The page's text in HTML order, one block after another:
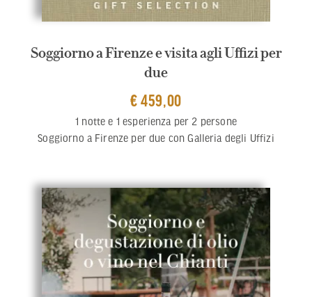
Soggiorno a Firenze e visita agli Uffizi per
due
€ 459,00
1 notte e 1 esperienza per 2 persone
Soggiorno a Firenze per due con Galleria degli Uffizi